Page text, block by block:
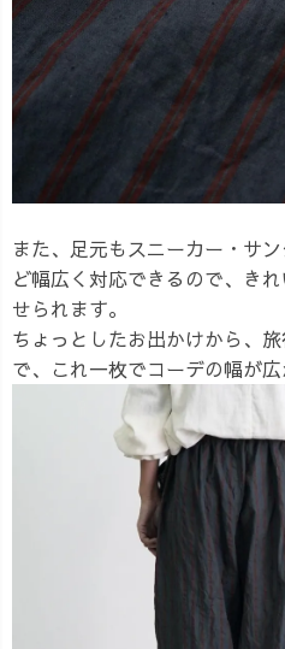
また、足元もスニーカー・サ
ど幅広く対応できるので、き
せられます。
ちょっとしたお出かけから、
で、これ一枚でコーデの幅が